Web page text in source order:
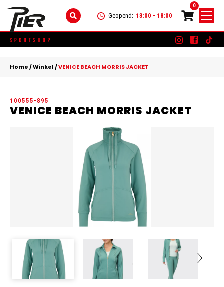
Geopend: 13:00 - 18:00
0
Skip
to
SCHOENEN
KLEDING
KINDEREN
Home/Winkel/VENICE BEACH MORRIS JACKET
100555-895
VENICE BEACH MORRIS JACKET